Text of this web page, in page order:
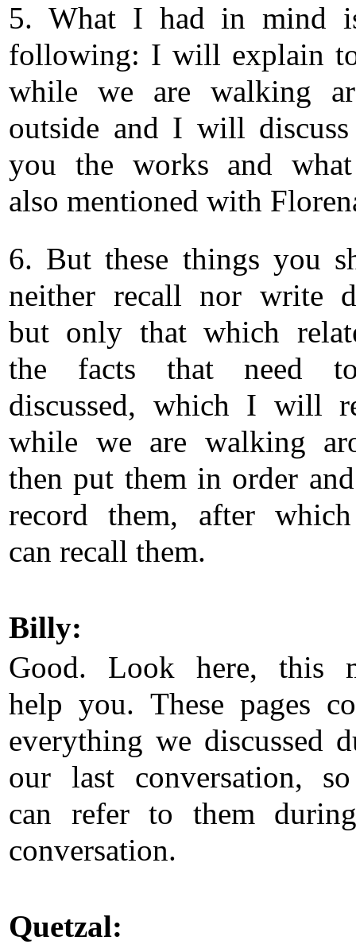
5. What I had in mind
following: I will explain
while we are walking
outside and I will
you the works and
also mentioned with
6. But these things you
neither recall nor write
but only that which
the facts that need
discussed, which I will
while we are walking
then put them in order
record them, after
can recall them.
Billy:
Good. Look here, this
help you. These pages
everything we discussed
our last conversation,
can refer to them
conversation.
Quetzal: